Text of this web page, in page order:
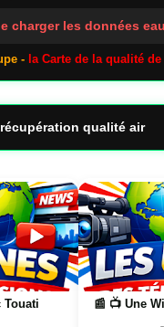
charger les données
- la Carte de la qualité
récupération qualité air
Page
📰